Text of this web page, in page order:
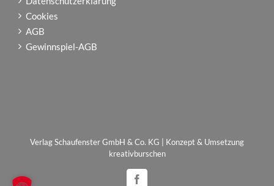
Cookies
AGB
Gewinnspiel-AGB
Verlag Schaufenster GmbH & Co. KG | Konzept & Umsetzung
kreativburschen
Facebook